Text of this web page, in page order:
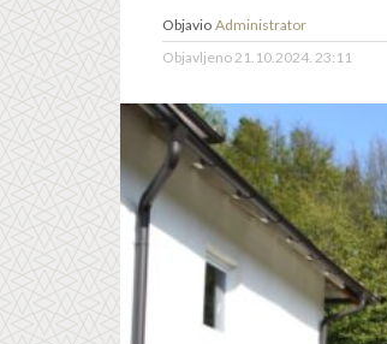
Objavio Administrator
Objavljeno21.10.2024. 23:11